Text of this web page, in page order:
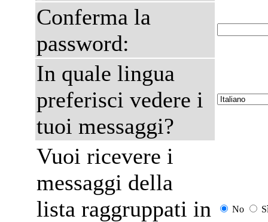
Conferma la
password:
In quale lingua
preferisci vedere i
tuoi messaggi?
Vuoi ricevere i
messaggi della
lista raggruppati in
No